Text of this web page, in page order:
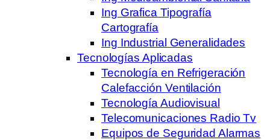
Ing Grafica Tipografía
Cartografía
Ing Industrial Generalidades
Tecnologías Aplicadas
Tecnología en Refrigeración
Calefacción Ventilación
Tecnología Audiovisual
Telecomunicaciones Radio Tv
Equipos de Seguridad Alarmas